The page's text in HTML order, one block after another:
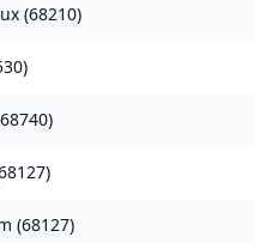
(68210)
)
68740)
)
(68127)